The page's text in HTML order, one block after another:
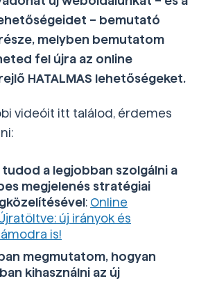
– bemutató
melyben bemutatom
fel újra az online
HATALMAS lehetőségeket.
videóit itt találod, érdemes
tudod a legjobban szolgálni a
megjelenés stratégiai
: Online
új irányok és
is!
megmutatom, hogyan
kihasználni az új